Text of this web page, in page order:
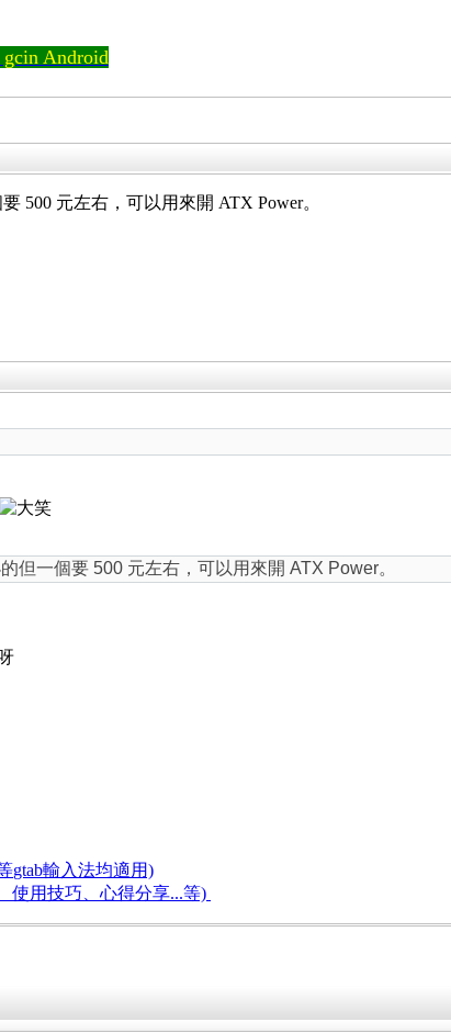
Android
500 元左右，可以用來開 ATX Power。
但一個要 500 元左右，可以用來開 ATX Power。
gtab輸入法均適用)
使用技巧、心得分享...等)